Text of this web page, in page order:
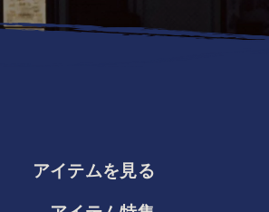
アイテムを見る